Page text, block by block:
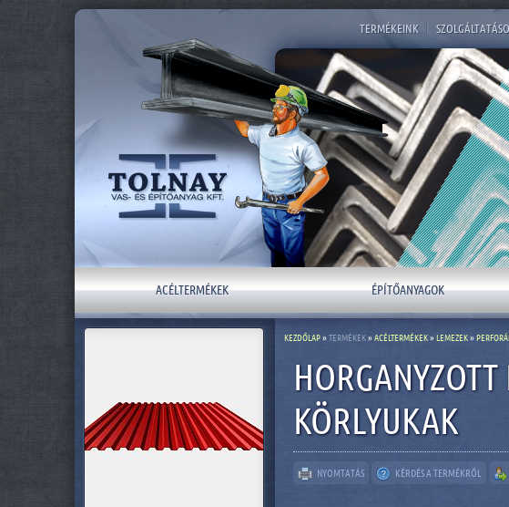
TERMÉKEINK
ACÉLTERMÉKEK ÉPÍTŐANYAGOK
KÖRLYUKAK
NYOMTATÁS KÉRDÉS A TERMÉKRŐL
KEZDŐLAP» TERMÉKEK» ACÉLTERMÉKEK» LEMEZEK»